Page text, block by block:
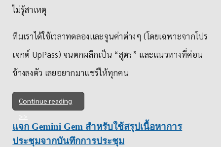
ไม่รู้สาเหตุ
ทีมเราได้ใช้เวลาทดลองและจูนค่าต่างๆ (โดยเฉพาะจากโปร
เจกต์ UpPass) จนตกผลึกเป็น “สูตร” และแนวทางที่ค่อน
ข้างลงตัว เลยอยากมาแชร์ให้ทุกคน
Continue reading
แจก Gemini Gem สำหรับใช้สรุปเนื้อหาการ
ประชุมจากบันทึกการประชุม